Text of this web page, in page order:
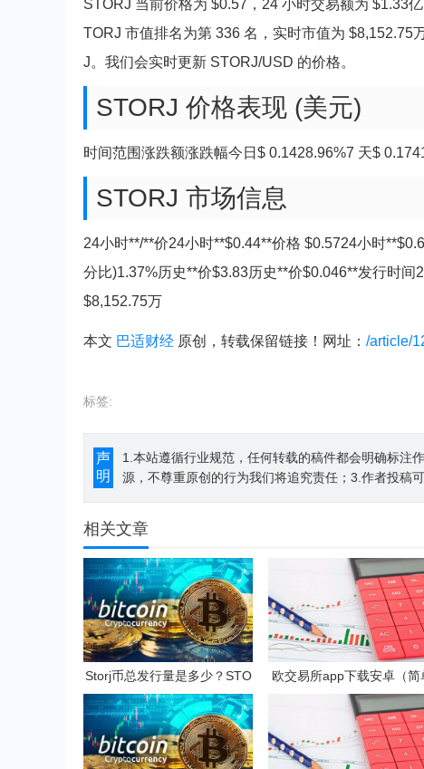
STORJ 当前价格为 $0.57，24 小时交易额为 $1.33
TORJ 市值排名为第 336 名，实时市值为 $8,152.75
J。我们会实时更新 STORJ/USD 的价格。
STORJ 价格表现 (美元)
时间范围涨跌额涨跌幅今日$ 0.1428.96%7 天$
STORJ 市场信息
24小时**/**价24小时**$0.44**价格 $0.5724小时
分比)1.37%历史**价$3.83历史**价$0.046**发行时
$8,152.75万
本文 巴适财经 原创，转载保留链接！网址： /article/
标签:
声
明
1.本站遵循行业规范，任何转载的稿件都会明确标注
源，不尊重原创的行为我们将追究责任；3.作者投稿
相关文章
Storj币总发行量是多少？STO
RJ是一项好的投资吗？
欧交易所app下载安卓（简
易用的数字货币交易app